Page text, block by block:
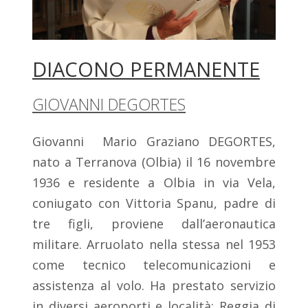
DIACONO PERMANENTE
GIOVANNI DEGORTES
Giovanni Mario Graziano DEGORTES,
nato a Terranova (Olbia) il 16 novembre
1936 e residente a Olbia in via Vela,
coniugato con Vittoria Spanu, padre di
tre figli, proviene dall’aeronautica
militare. Arruolato nella stessa nel 1953
come tecnico telecomunicazioni e
assistenza al volo. Ha prestato servizio